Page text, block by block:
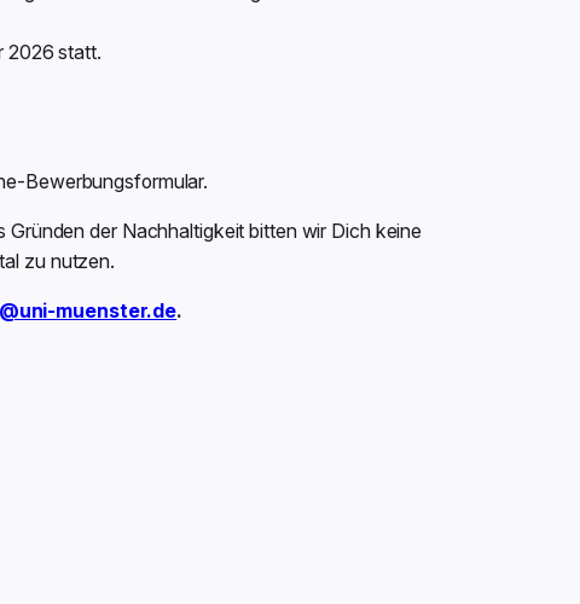
2026 statt.
Bewerbungsformular.
der Nachhaltigkeit bitten wir Dich keine
zu nutzen.
muenster.de.